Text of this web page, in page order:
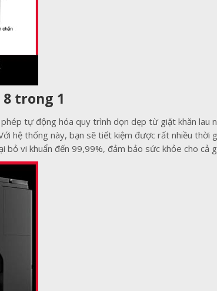
trong 1
tự động hóa quy trình dọn dẹp từ giặt khăn lau
hệ thống này, bạn sẽ tiết kiệm được rất nhiều thời
vi khuẩn đến 99,99%, đảm bảo sức khỏe cho cả